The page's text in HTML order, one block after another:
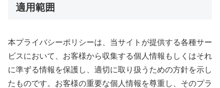
適用範囲
本プライバシーポリシーは、当サイトが提供する各種サー
ビスにおいて、お客様から収集する個人情報もしくはそれ
に準ずる情報を保護し、適切に取り扱うための方針を示し
たものです。お客様の重要な個人情報を尊重し、そのプラ